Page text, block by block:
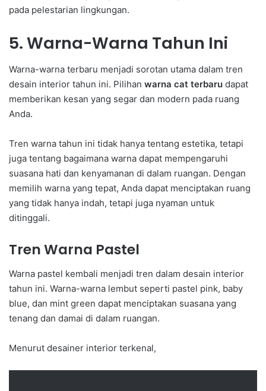
pada pelestarian lingkungan.
5. Warna-Warna Tahun Ini
Warna-warna terbaru menjadi sorotan utama dalam tren
desain interior tahun ini. Pilihan warna cat terbaru dapat
memberikan kesan yang segar dan modern pada ruang
Anda.
Tren warna tahun ini tidak hanya tentang estetika, tetapi
juga tentang bagaimana warna dapat mempengaruhi
suasana hati dan kenyamanan di dalam ruangan. Dengan
memilih warna yang tepat, Anda dapat menciptakan ruang
yang tidak hanya indah, tetapi juga nyaman untuk
ditinggali.
Tren Warna Pastel
Warna pastel kembali menjadi tren dalam desain interior
tahun ini. Warna-warna lembut seperti pastel pink, baby
blue, dan mint green dapat menciptakan suasana yang
tenang dan damai di dalam ruangan.
Menurut desainer interior terkenal,